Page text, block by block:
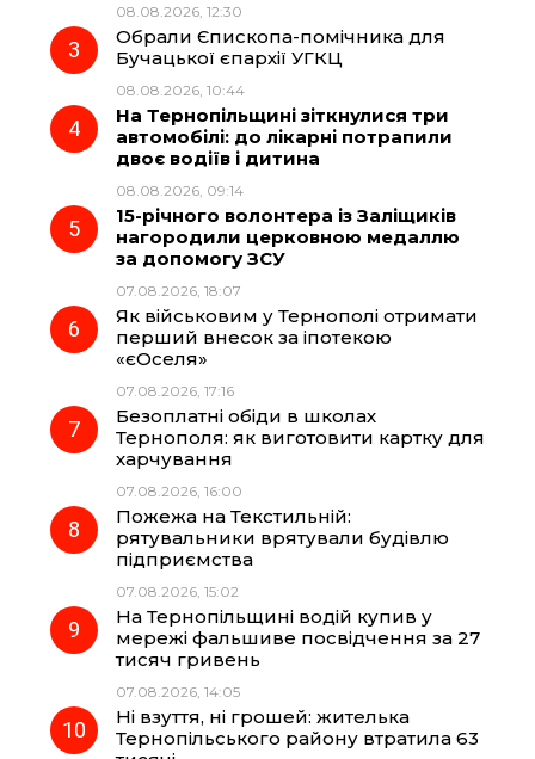
k
a
08.08.2026, 12:30
Обрали Єпископа-помічника для
Бучацької єпархії УГКЦ
08.08.2026, 10:44
На Тернопільщині зіткнулися три
автомобілі: до лікарні потрапили
двоє водіїв і дитина
08.08.2026, 09:14
15-річного волонтера із Заліщиків
нагородили церковною медаллю
за допомогу ЗСУ
07.08.2026, 18:07
Як військовим у Тернополі отримати
перший внесок за іпотекою
«єОселя»
07.08.2026, 17:16
Безоплатні обіди в школах
Тернополя: як виготовити картку для
харчування
07.08.2026, 16:00
Пожежа на Текстильній:
рятувальники врятували будівлю
підприємства
07.08.2026, 15:02
На Тернопільщині водій купив у
мережі фальшиве посвідчення за 27
тисяч гривень
07.08.2026, 14:05
Ні взуття, ні грошей: жителька
Тернопільського району втратила 63